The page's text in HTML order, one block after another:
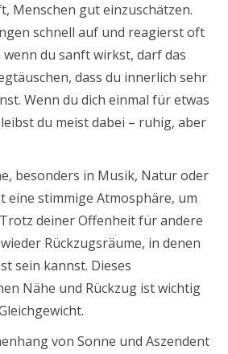
Menschen gut einzuschätzen.
schnell auf und reagierst oft
du sanft wirkst, darf das
dass du innerlich sehr
Wenn du dich einmal für etwas
du meist dabei – ruhig, aber
besonders in Musik, Natur oder
eine stimmige Atmosphäre, um
deiner Offenheit für andere
Rückzugsräume, in denen
sein kannst. Dieses
Nähe und Rückzug ist wichtig
von Sonne und Aszendent